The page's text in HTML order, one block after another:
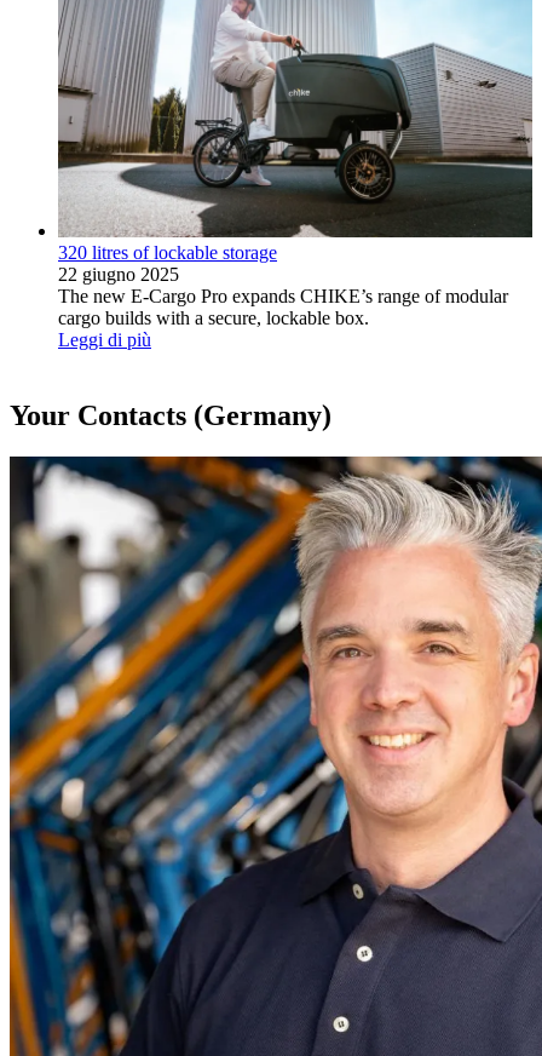
320 litres of lockable storage
22 giugno 2025
The new E-Cargo Pro expands CHIKE’s range of modular
cargo builds with a secure, lockable box.
Leggi di più
Your Contacts (Germany)